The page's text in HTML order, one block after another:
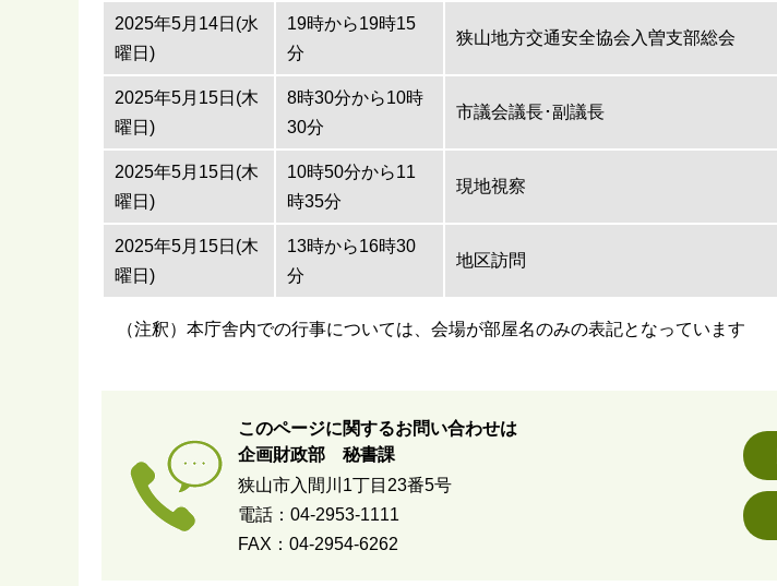
2025年5月14日(水
曜日)
19時から19時15
分
狭山地方交通安全協会入曽支部総会
2025年5月15日(木
曜日)
8時30分から10時
30分
市議会議長･副議長
2025年5月15日(木
曜日)
10時50分から11
時35分
現地視察
2025年5月15日(木
曜日)
13時から16時30
分
地区訪問
（注釈）本庁舎内での行事については、会場が部屋名のみの表記となっています
このページに関するお問い合わせは
企画財政部 秘書課
狭山市入間川1丁目23番5号
電話：04-2953-1111
FAX：04-2954-6262